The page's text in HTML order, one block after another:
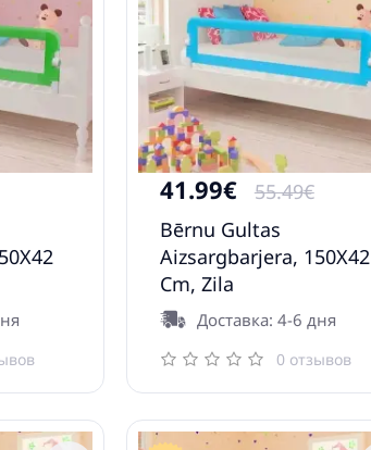
41.99€
55.49€
Bērnu Gultas
Aizsargbarjera, 150X42
Cm, Zila
Доставка: 4-6 дня
0 отзывов